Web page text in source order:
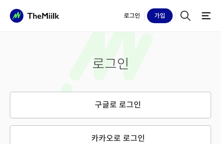
로그인 가입
로그인
구글로 로그인
카카오로 로그인